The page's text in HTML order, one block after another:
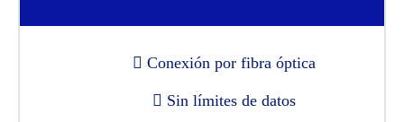
Conexión por fibra óptica
Sin límites de datos